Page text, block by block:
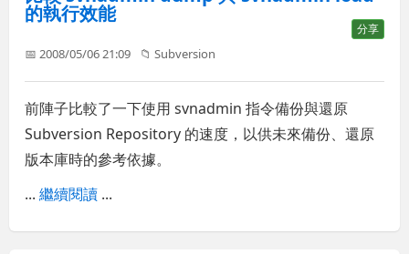
的執行效能
分享
📅 2008/05/06 21:09 📁Subversion
前陣子比較了一下使用 svnadmin 指令備份與還原
Subversion Repository 的速度，以供未來備份、還原
版本庫時的參考依據。
...繼續閱讀 ...